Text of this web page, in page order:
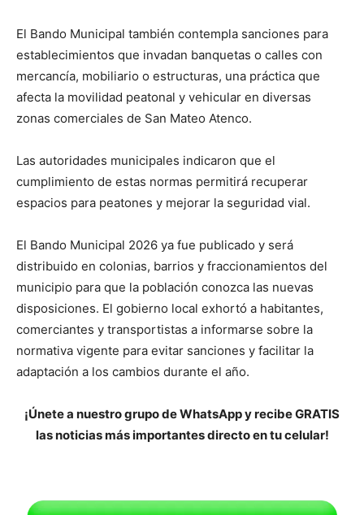
El Bando Municipal también contempla sanciones para
establecimientos que invadan banquetas o calles con
mercancía, mobiliario o estructuras, una práctica que
afecta la movilidad peatonal y vehicular en diversas
zonas comerciales de San Mateo Atenco.
Las autoridades municipales indicaron que el
cumplimiento de estas normas permitirá recuperar
espacios para peatones y mejorar la seguridad vial.
El Bando Municipal 2026 ya fue publicado y será
distribuido en colonias, barrios y fraccionamientos del
municipio para que la población conozca las nuevas
disposiciones. El gobierno local exhortó a habitantes,
comerciantes y transportistas a informarse sobre la
normativa vigente para evitar sanciones y facilitar la
adaptación a los cambios durante el año.
¡Únete a nuestro grupo de WhatsApp y recibe GRATIS
las noticias más importantes directo en tu celular!